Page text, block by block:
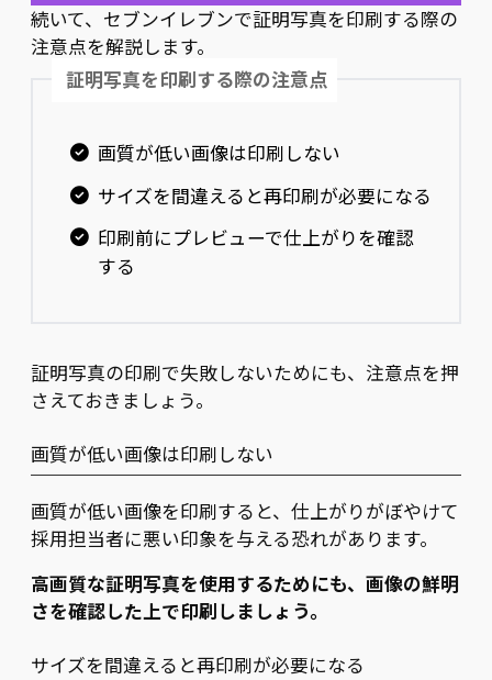
続いて、セブンイレブンで証明写真を印刷する際の
注意点を解説します。
証明写真を印刷する際の注意点
画質が低い画像は印刷しない
サイズを間違えると再印刷が必要になる
印刷前にプレビューで仕上がりを確認
する
証明写真の印刷で失敗しないためにも、注意点を押
さえておきましょう。
画質が低い画像は印刷しない
画質が低い画像を印刷すると、仕上がりがぼやけて
採用担当者に悪い印象を与える恐れがあります。
高画質な証明写真を使用するためにも、画像の鮮明
さを確認した上で印刷しましょう。
サイズを間違えると再印刷が必要になる